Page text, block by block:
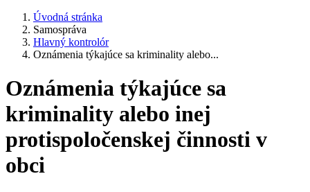
Úvodná stránka
Samospráva
Hlavný kontrolór
Oznámenia týkajúce sa kriminality alebo...
Oznámenia týkajúce sa
kriminality alebo inej
protispoločenskej činnosti v
obci